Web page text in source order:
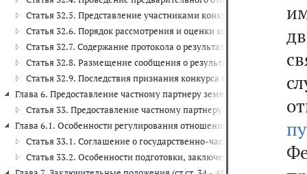
Статья 32.5. Представление участниками конкурса в
Статья 32.6. Порядок рассмотрения и оценки конкурсных
Статья 32.7. Содержание протокола о результатах проведения
Статья 32.8. Размещение сообщения о результатах проведения
Статья 32.9. Последствия признания конкурса в электронной
Глава 6. Предоставление частному партнеру земельного участка,
Статья 33. Предоставление частному партнеру земельного
Глава 6.1. Особенности регулирования отношений, возникающих в
Статья 33.1. Соглашение о государственно-частном
Статья 33.2. Особенности подготовки, заключения, исполнения